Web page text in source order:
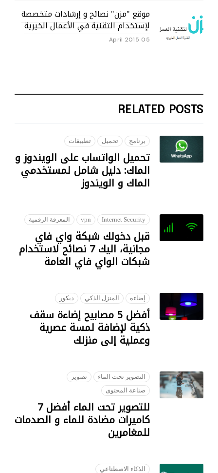
موقع "مزن" نصائح و إرشادات متخصصة
لإستخدام التقنية في الأعمال الخيرية
05 April 2015
RELATED POSTS
برنامج تحميل تطبيقات
تحميل الواتساب على الويندوز و
الماك: دليل شامل لمستخدمي
الماك و الويندوز
Internet Security
vpn المعرفة الرقمية
قبل دخولك شبكة واي فاي
مجانية، اليك 7 نصائح لاستخدام
شبكات الواي فاي العامة
إضاءة المنزل الذكي ديكور
أفضل 5 مصابيح إضاءة سقف
ذكية لإضافة لمسة عصرية
وعملية إلى منزلك
التصوير تحت الماء
تصوير
صناعة المحتوى
للتصوير تحت الماء أفضل 7
كاميرات مضادة للماء و الصدمات
للمغامرين
الذكاء الاصطناعي